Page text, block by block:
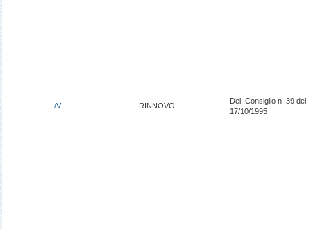
/V RINNOVO
Del. Consiglio n. 39 del
17/10/1995